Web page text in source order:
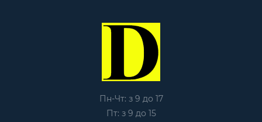
Пн-Чт: з 9 до 17
Пт: з 9 до 15